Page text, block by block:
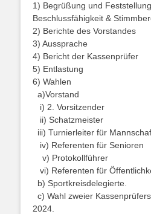
1) Begrüßung und
Beschlussfähigkeit &
2) Berichte des Vorstandes
3) Aussprache
4) Bericht der Kassenprüfer
5) Entlastung
6) Wahlen
a)Vorstand
i) 2. Vorsitzender
ii) Schatzmeister
iii) Turnierleiter für
iv) Referenten für Senioren
v) Protokollführer
vi) Referenten für
b) Sportkreisdelegierte.
c) Wahl zweier
2024.